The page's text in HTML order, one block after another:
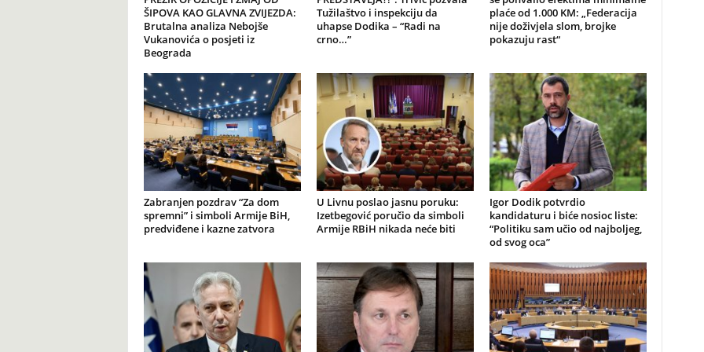
ŠIPOVA KAO GLAVNA ZVIJEZDA:
Brutalna analiza Nebojše
Vukanovića o posjeti iz
Beograda
Tužilaštvo i inspekciju da
uhapse Dodika – “Radi na
crno…”
plaće od 1.000 KM: „Federacija
nije doživjela slom, brojke
pokazuju rast“
Zabranjen pozdrav “Za dom
spremni” i simboli Armije BiH,
predviđene i kazne zatvora
U Livnu poslao jasnu poruku:
Izetbegović poručio da simboli
Armije RBiH nikada neće biti
Igor Dodik potvrdio
kandidaturu i biće nosioc liste:
“Politiku sam učio od najboljeg,
od svog oca”